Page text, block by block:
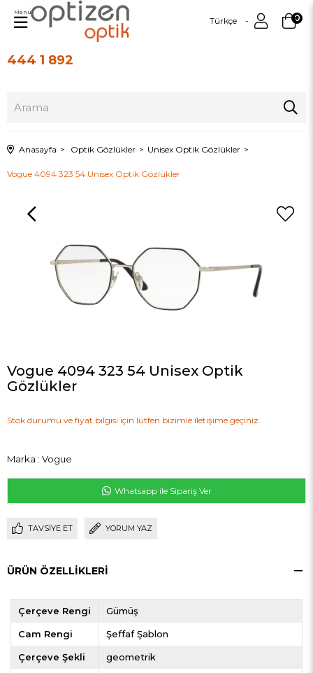
444 1 892
Türkçe 0
Menu
Anasayfa Optik Gözlükler Unisex Optik Gözlükler
Vogue 4094 323 54 Unisex Optik Gözlükler
Vogue 4094 323 54 Unisex Optik
Gözlükler
Stok durumu ve fiyat bilgisi için lütfen bizimle iletişime geçiniz.
Marka : Vogue
Whatsapp ile Sipariş Ver
TAVSIYE ET YORUM YAZ
ÜRÜN ÖZELLIKLERI
Çerçeve Rengi Gümüş
Cam Rengi Şeffaf Şablon
Çerçeve Şekli geometrik